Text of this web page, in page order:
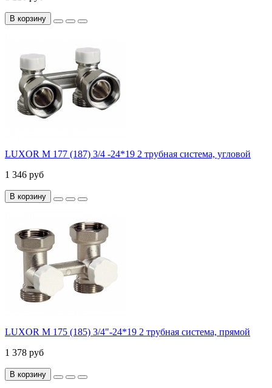
В корзину
LUXOR M 177 (187) 3/4 -24*19 2 трубная система, угловой
1 346 руб
В корзину
LUXOR M 175 (185) 3/4"-24*19 2 трубная система, прямой
1 378 руб
В корзину